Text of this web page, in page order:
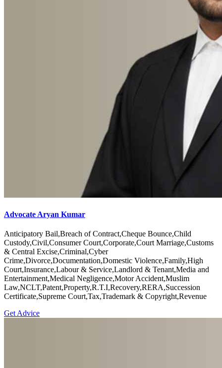
Advocate Aryan Kumar
Anticipatory Bail,Breach of Contract,Cheque Bounce,Child
Custody,Civil,Consumer Court,Corporate,Court Marriage,Customs
& Central Excise,Criminal,Cyber
Crime,Divorce,Documentation,Domestic Violence,Family,High
Court,Insurance,Labour & Service,Landlord & Tenant,Media and
Entertainment,Medical Negligence,Motor Accident,Muslim
Law,NCLT,Patent,Property,R.T.I,Recovery,RERA,Succession
Certificate,Supreme Court,Tax,Trademark & Copyright,Revenue
Get Advice